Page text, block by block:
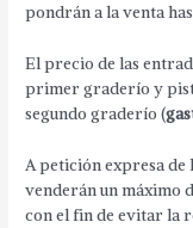
pondrán a la venta
El precio de las
primer graderío y
segundo graderío (
A petición expresa de
venderán un máximo
con el fin de evitar la